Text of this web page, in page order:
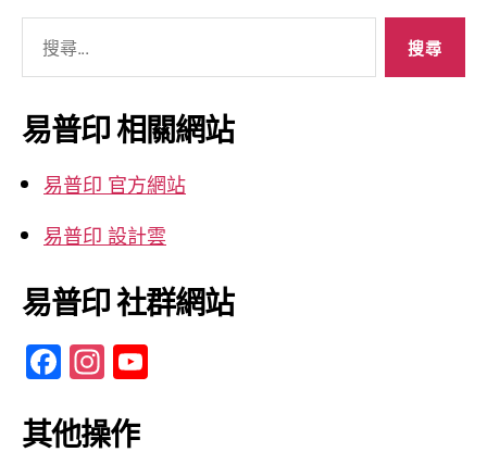
關
鍵
字:
易普印 相關網站
易普印 官方網站
易普印 設計雲
易普印 社群網站
F
c
In
a
其他操作